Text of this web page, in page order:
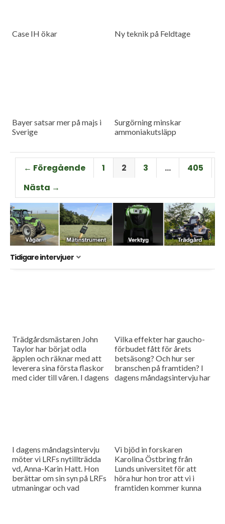
Case IH ökar Ny teknik på Feldtage
Bayer satsar mer på majs i
Sverige
Surgörning minskar
ammoniakutsläpp
← Föregående 1 2 3 …
405
Nästa →
Tidigare intervjuer
Trädgårdsmästaren John
Taylor har börjat odla
äpplen och räknar med att
leverera sina första flaskor
med cider till våren. I dagens
Vilka effekter har gaucho-
förbudet fått för årets
betsäsong? Och hur ser
branschen på framtiden? I
dagens måndagsintervju har
I dagens måndagsintervju
möter vi LRFs nytillträdda
vd, Anna-Karin Hatt. Hon
berättar om sin syn på LRFs
utmaningar och vad
Vi bjöd in forskaren
Karolina Östbring från
Lunds universitet för att
höra hur hon tror att vi i
framtiden kommer kunna